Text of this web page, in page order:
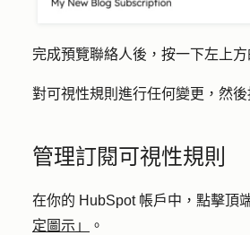
完成預覽聯絡人後，按一下左上方
對可視性規則進行任何變更，然
管理訂閱可視性規則
在你的 HubSpot 帳戶中，點擊頂
定圖示」
。